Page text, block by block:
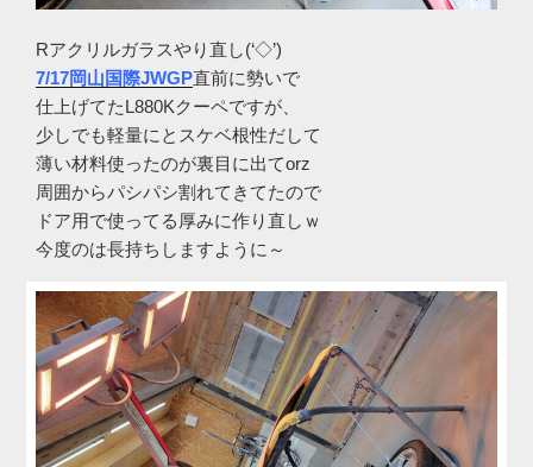
Rアクリルガラスやり直し(‘◇’)ゞ
7/17岡山国際JWGP直前に勢いで
仕上げてたL880Kクーペですが、
少しでも軽量にとスケベ根性だして
薄い材料使ったのが裏目に出てorz
周囲からパシパシ割れてきてたので
ドア用で使ってる厚みに作り直しｗ
今度のは長持ちしますように～